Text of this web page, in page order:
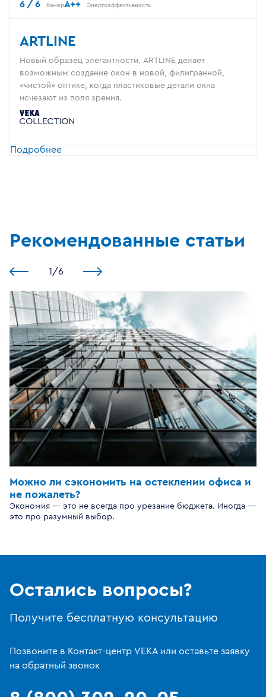
6 / 6 КамерA++ Энергоэффективность
ARTLINE
Новый образец элегантности. ARTLINE делает
возможным создание окон в новой, филигранной,
«чистой» оптике, когда пластиковые детали окна
исчезают из поля зрения.
Подробнее
Рекомендованные статьи
1 /6
Можно ли сэкономить на остеклении офиса и
не пожалеть?
Экономия — это не всегда про урезание бюджета. Иногда —
это про разумный выбор.
Остались вопросы?
Получите бесплатную консультацию
Позвоните в Контакт-центр VEKA или оставьте заявку
на обратный звонок